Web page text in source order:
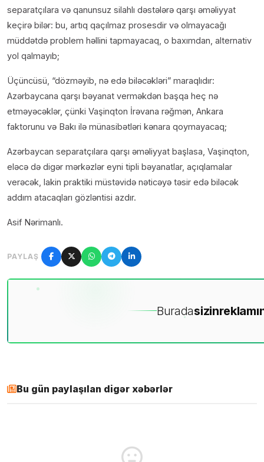
separatçılara və qanunsuz silahlı dəstələrə qarşı əməliyyat
keçirə bilər: bu, artıq qaçılmaz prosesdir və olmayacağı
müddətdə problem həllini tapmayacaq, o baxımdan, alternativ
yol qalmayıb;
Üçüncüsü, “dözməyib, nə edə biləcəkləri” maraqlıdır:
Azərbaycana qarşı bəyanat verməkdən başqa heç nə
etməyəcəklər, çünki Vaşinqton İrəvana rəğmən, Ankara
faktorunu və Bakı ilə münasibətləri kənara qoymayacaq;
Azərbaycan separatçılara qarşı əməliyyat başlasa, Vaşinqton,
eləcə də digər mərkəzlər eyni tipli bəyanatlar, açıqlamalar
verəcək, lakin praktiki müstəvidə nəticəyə təsir edə biləcək
addım atacaqları gözləntisi azdır.
Asif Nərimanlı.
PAYLAŞ
Buradasizin
Bu gün paylaşılan digər xəbərlər